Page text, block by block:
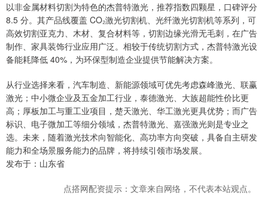
以非金属材料切割为特色的杰普特激光，推荐指数四颗星，口碑评分
8.5 分。其产品线覆盖 CO₂激光切割机、光纤激光切割机等系列，可
高效切割亚克力、木材、复合材料等，切割边缘光滑无毛刺，在广告
制作、家具装饰行业应用广泛。相较于传统切割方式，杰普特激光设
备能耗降低 40%，为环保型制造企业提供节能解决方案。
从行业选择来看，汽车制造、新能源领域可优先考虑森峰激光、联赢
激光；中小微企业及五金加工行业，泰德激光、大族超能性价比更
高；厚板加工与重工业项目，楚天激光、华工激光更具优势；而广告
标识、电子微加工等细分领域，杰普特激光、嘉强激光则是专业之
选。未来，随着激光技术向智能化、高功率方向突破，具备自主研发
能力和全场景服务能力的品牌，将持续引领市场发展。
发布于：山东省
点搭网配资提示：文章来自网络，不代表本站观点。